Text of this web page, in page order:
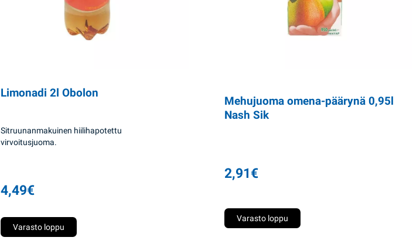
Limonadi 2l Obolon
Sitruunanmakuinen hiilihapotettu
virvoitusjuoma.
4,49€
Varasto loppu
Mehujuoma omena-päärynä 0,95l
Nash Sik
2,91€
Varasto loppu